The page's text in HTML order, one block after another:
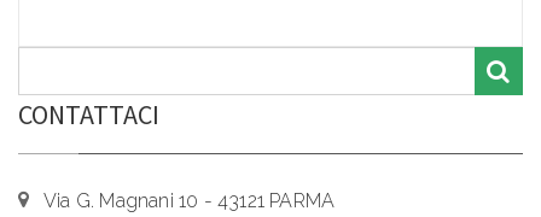
CONTATTACI
Via G. Magnani 10 - 43121 PARMA